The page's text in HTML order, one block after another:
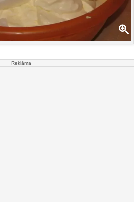
Reklāma